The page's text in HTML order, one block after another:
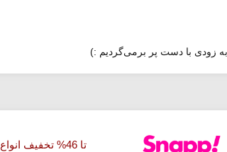
به زودی با دست پر برمی‌گردیم :)
تا 46% تخفیف انواع فست فود در اسنپ فود